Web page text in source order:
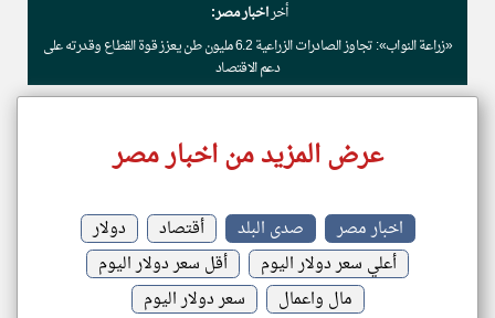
أخراخبار مصر:
«زراعة النواب»: تجاوز الصادرات الزراعية 6.2 مليون طن يعزز قوة القطاع وقدرته على
دعم الاقتصاد
عرض المزيد من اخبار مصر
اخبار مصر صدى البلد أقتصاد
دولار
أعلي سعر دولار اليوم
أقل سعر دولار اليوم
مال واعمال
سعر دولار اليوم